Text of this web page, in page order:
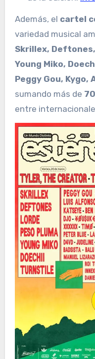
Además, el cartel
variedad musical
Skrillex,
Young Miko,
Peggy Gou, Kygo,
sumando más de
entre